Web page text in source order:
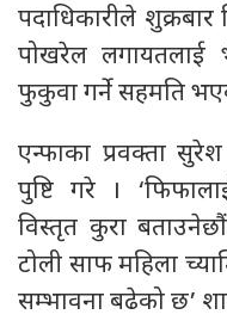
पदाधिकारीले
पोखरेल
फुकुवा गर्ने सहमति
एन्फाका प्रवक्ता
पुष्टि गरे ।
विस्तृत कुरा
टोली साफ महिला
सम्भावना बढेको छ’